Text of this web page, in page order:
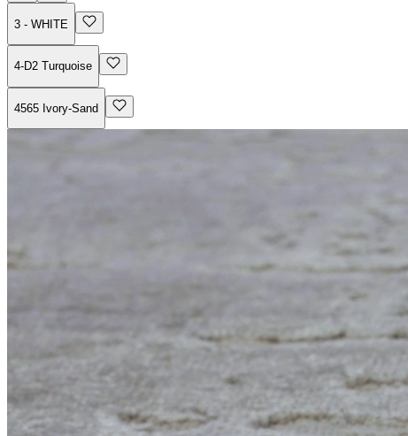
3 - WHITE
4-D2 Turquoise
4565 Ivory-Sand